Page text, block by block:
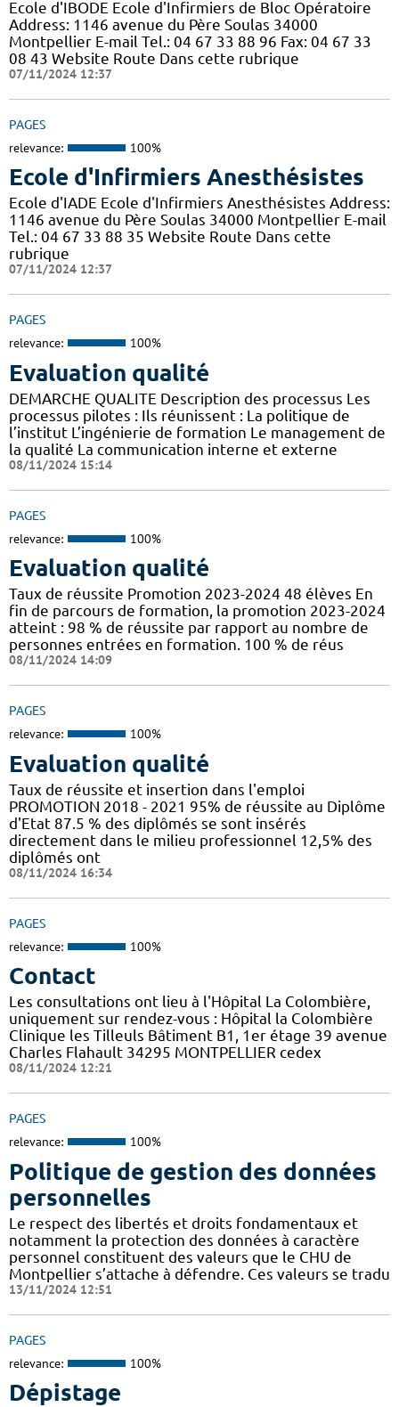
Ecole d'IBODE Ecole d'Infirmiers de Bloc Opératoire
Address: 1146 avenue du Père Soulas 34000
Montpellier E-mail Tel.: 04 67 33 88 96 Fax: 04 67 33
08 43 Website Route Dans cette rubrique
07/11/2024 12:37
PAGES
relevance: 100%
Ecole d'Infirmiers Anesthésistes
Ecole d'IADE Ecole d'Infirmiers Anesthésistes Address:
1146 avenue du Père Soulas 34000 Montpellier E-mail
Tel.: 04 67 33 88 35 Website Route Dans cette
rubrique
07/11/2024 12:37
PAGES
relevance: 100%
Evaluation qualité
DEMARCHE QUALITE Description des processus Les
processus pilotes : Ils réunissent : La politique de
l’institut L’ingénierie de formation Le management de
la qualité La communication interne et externe
08/11/2024 15:14
PAGES
relevance: 100%
Evaluation qualité
Taux de réussite Promotion 2023-2024 48 élèves En
fin de parcours de formation, la promotion 2023-2024
atteint : 98 % de réussite par rapport au nombre de
personnes entrées en formation. 100 % de réus
08/11/2024 14:09
PAGES
relevance: 100%
Evaluation qualité
Taux de réussite et insertion dans l'emploi
PROMOTION 2018 - 2021 95% de réussite au Diplôme
d'Etat 87.5 % des diplômés se sont insérés
directement dans le milieu professionnel 12,5% des
diplômés ont
08/11/2024 16:34
PAGES
relevance: 100%
Contact
Les consultations ont lieu à l'Hôpital La Colombière,
uniquement sur rendez-vous : Hôpital la Colombière
Clinique les Tilleuls Bâtiment B1, 1er étage 39 avenue
Charles Flahault 34295 MONTPELLIER cedex
08/11/2024 12:21
PAGES
relevance: 100%
Politique de gestion des données
personnelles
Le respect des libertés et droits fondamentaux et
notamment la protection des données à caractère
personnel constituent des valeurs que le CHU de
Montpellier s’attache à défendre. Ces valeurs se tradu
13/11/2024 12:51
PAGES
relevance: 100%
Dépistage